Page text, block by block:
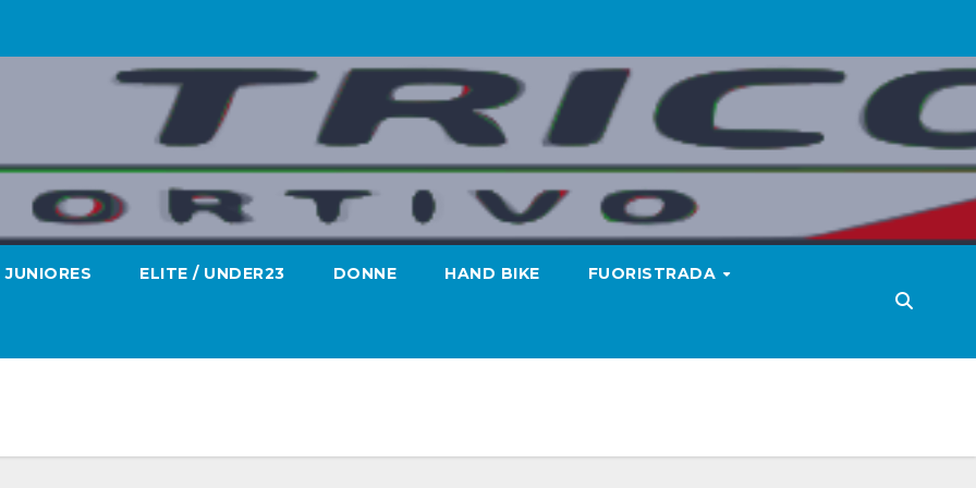
JUNIORES ELITE / UNDER23 DONNE HAND BIKE FUORISTRADA